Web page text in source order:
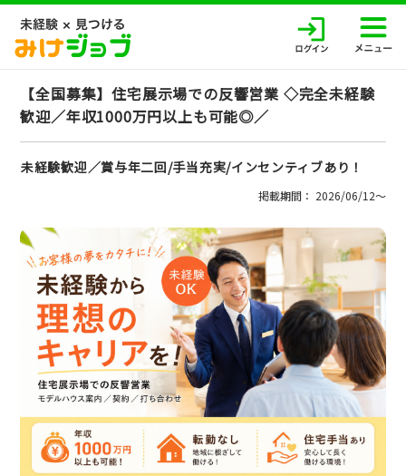
【全国募集】住宅展示場での反響営業 ◇完全未経験
歓迎／年収1000万円以上も可能◎／
未経験歓迎／賞与年二回/手当充実/インセンティブあり！
掲載期間： 2026/06/12〜